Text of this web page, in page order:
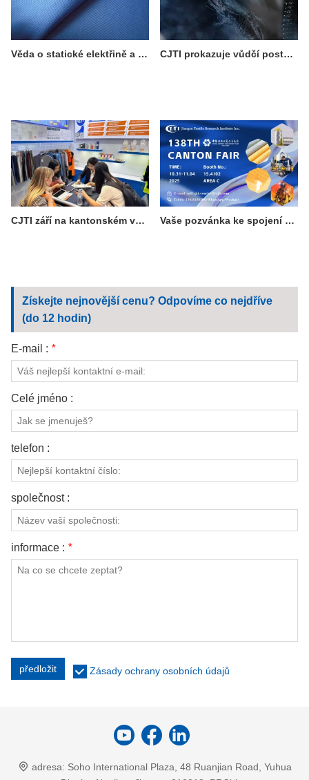
Věda o statické elektřině a proč je důležitá u pracovních oděvů CJTI prokazuje vůdčí postavení v udržitelné výrobě průlomem v oblasti certifikovaného ekologického textilu
CJTI září na kantonském veletrhu: Funkční látky kradou show s technologicky vyspělou expozicí Vaše pozvánka ke spojení s excelencí: Navštivte CJTI na 138. ročníku kantonského veletrhu
Získejte nejnovější cenu? Odpovíme co nejdříve
(do 12 hodin)
E-mail : *
Celé jméno :
telefon :
společnost :
informace : *
předložit Zásady ochrany osobních údajů
adresa: Soho International Plaza, 48 Ruanjian Road, Yuhua